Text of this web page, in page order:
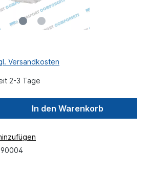
Versandkosten
2-3 Tage
In den Warenkorb